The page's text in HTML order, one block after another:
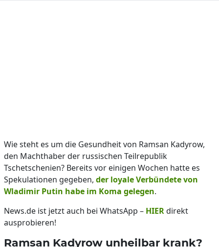
Wie steht es um die Gesundheit von Ramsan Kadyrow,
den Machthaber der russischen Teilrepublik
Tschetschenien? Bereits vor einigen Wochen hatte es
Spekulationen gegeben, der loyale Verbündete von
Wladimir Putin habe im Koma gelegen.
News.de ist jetzt auch bei WhatsApp – HIERdirekt
ausprobieren!
Ramsan Kadyrow unheilbar krank?